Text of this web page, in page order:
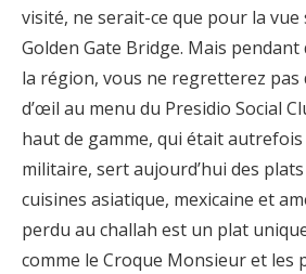
visité, ne serait-ce que pour la vue
Golden Gate Bridge. Mais pendant
la région, vous ne regretterez pas
d’œil au menu du Presidio Social
haut de gamme, qui était
militaire, sert aujourd’hui des
cuisines asiatique, mexicaine et
perdu au challah est un plat
comme le Croque Monsieur et les